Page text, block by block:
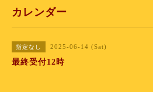
カレンダー
指定なし 2025-06-14 (Sat)
最終受付12時